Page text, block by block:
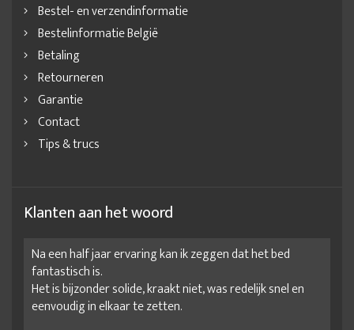
Bestel- en verzendinformatie
Bestelinformatie België
Betaling
Retourneren
Garantie
Contact
Tips & trucs
Klanten aan het woord
Na een half jaar ervaring kan ik zeggen dat het bed
fantastisch is.
Het is bijzonder solide, kraakt niet, was redelijk snel en
eenvoudig in elkaar te zetten.